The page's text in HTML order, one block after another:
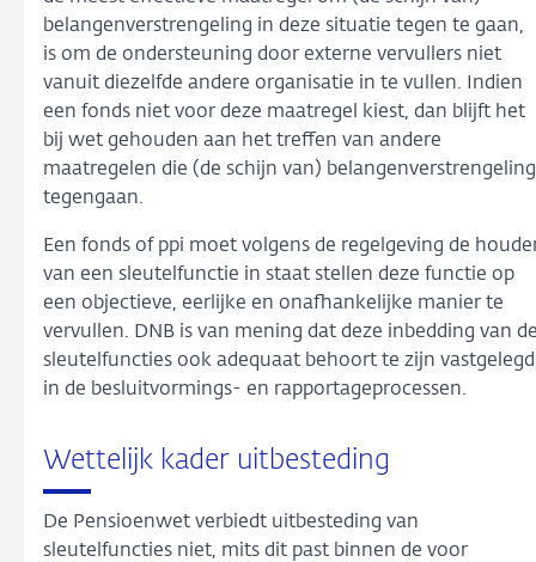
belangenverstrengeling in deze situatie tegen te gaan,
is om de ondersteuning door externe vervullers niet
vanuit diezelfde andere organisatie in te vullen. Indien
een fonds niet voor deze maatregel kiest, dan blijft het
bij wet gehouden aan het treffen van andere
maatregelen die (de schijn van) belangenverstrengeling
tegengaan.
Een fonds of ppi moet volgens de regelgeving de
van een sleutelfunctie in staat stellen deze functie op
een objectieve, eerlijke en onafhankelijke manier te
vervullen. DNB is van mening dat deze inbedding van
sleutelfuncties ook adequaat behoort te zijn vastgelegd
in de besluitvormings- en rapportageprocessen.
Wettelijk kader uitbesteding
De Pensioenwet verbiedt uitbesteding van
sleutelfuncties niet, mits dit past binnen de voor